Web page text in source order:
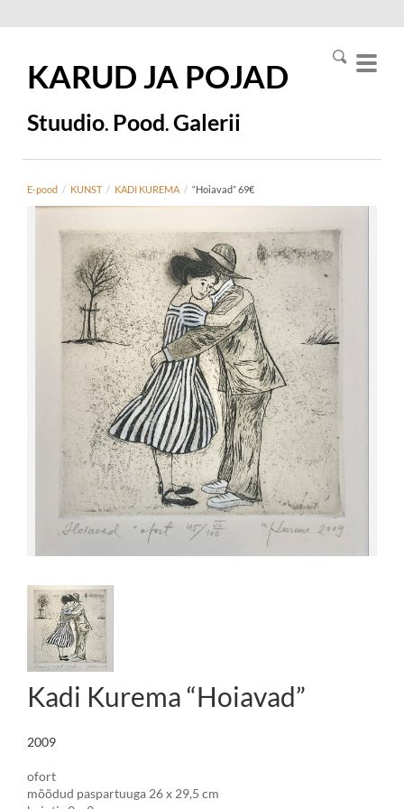
KARUD JA POJAD
Stuudio. Pood. Galerii
E-pood / KUNST / KADI KUREMA / “Hoiavad” 69€
Kadi Kurema “Hoiavad”
2009
ofort
mõõdud paspartuuga 26 x 29,5 cm